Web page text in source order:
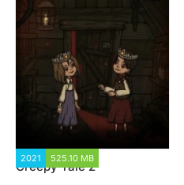
2021 525.10 MB
Creepy Tale 2